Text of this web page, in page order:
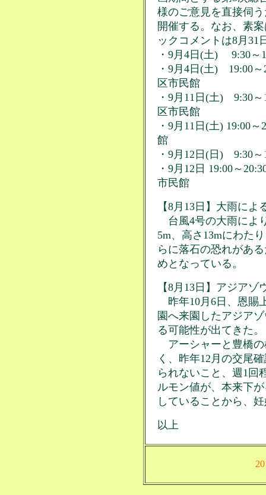
様のご意見を直接伺
開催する。なお、素
ックコメントは8月31
・9月4日(土) 9:30
・9月4日(土) 19:00
区市民館
・9月11日(土) 9:30
区市民館
・9月11日(土) 19:00
館
・9月12日(日) 9:30
・9月12日 19:00～
市民館
【8月13日】大雨に
台風4号の大雨によ
5m、高さ13mにわた
らに落石の恐れがあ
めとなっている。
【8月13日】アジア
昨年10月6日、恩賜
園へ来園したアジア
る可能性が出てきた。
アーシャーと豊橋の
く、昨年12月の交尾
られないこと、週1回
ルモン値が、本来下
していることから、
以上